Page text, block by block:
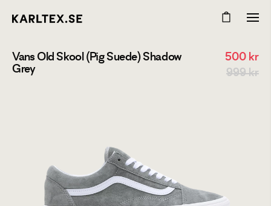
Vans Old Skool (Pig Suede) Shadow
Grey
500 kr
999 kr